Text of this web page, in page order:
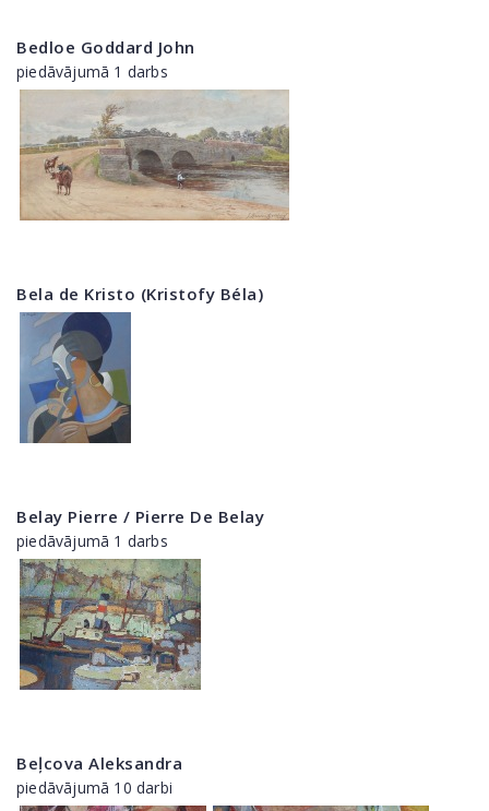
Bedloe Goddard John
piedāvājumā 1 darbs
Bela de Kristo (Kristofy Béla)
Belay Pierre / Pierre De Belay
piedāvājumā 1 darbs
Beļcova Aleksandra
piedāvājumā 10 darbi